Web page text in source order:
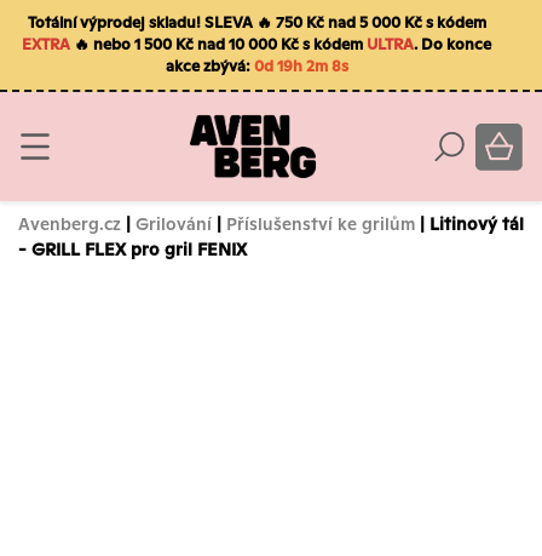
Totální výprodej skladu! SLEVA 🔥 750 Kč nad 5 000 Kč s kódem
EXTRA 🔥 nebo 1 500 Kč nad 10 000 Kč s kódem ULTRA. Do konce
akce zbývá:0d 19h 2m 7s
Avenberg.cz | Grilování | Příslušenství ke grilům | Litinový tál
- GRILL FLEX pro gril FENIX